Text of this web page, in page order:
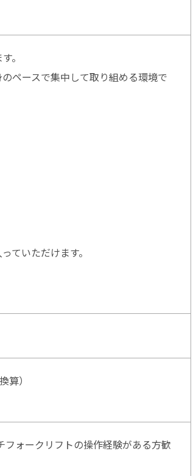
。
ペースで集中して取り組める環境で
ていただけます。
）
ォークリフトの操作経験がある方歓